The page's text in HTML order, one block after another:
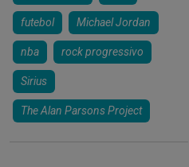
futebol Michael Jordan
nba rock progressivo
Sirius
The Alan Parsons Project